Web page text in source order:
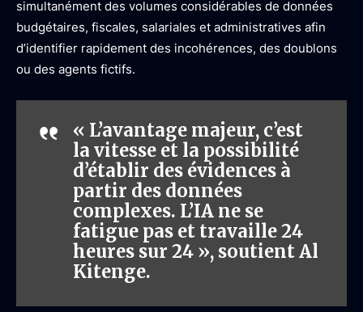
simultanément des volumes considérables de données
budgétaires, fiscales, salariales et administratives afin
d’identifier rapidement des incohérences, des doublons
ou des agents fictifs.
« L’avantage majeur, c’est
la vitesse et la possibilité
d’établir des évidences à
partir des données
complexes. L’IA ne se
fatigue pas et travaille 24
heures sur 24 », soutient Al
Kitenge.